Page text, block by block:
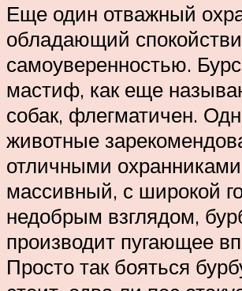
Еще один отважный
обладающий
самоуверенностью.
мастиф, как еще
собак, флегматичен.
животные
отличными
массивный, с широкой
недобрым взглядом,
производит пугающее
Просто так бояться